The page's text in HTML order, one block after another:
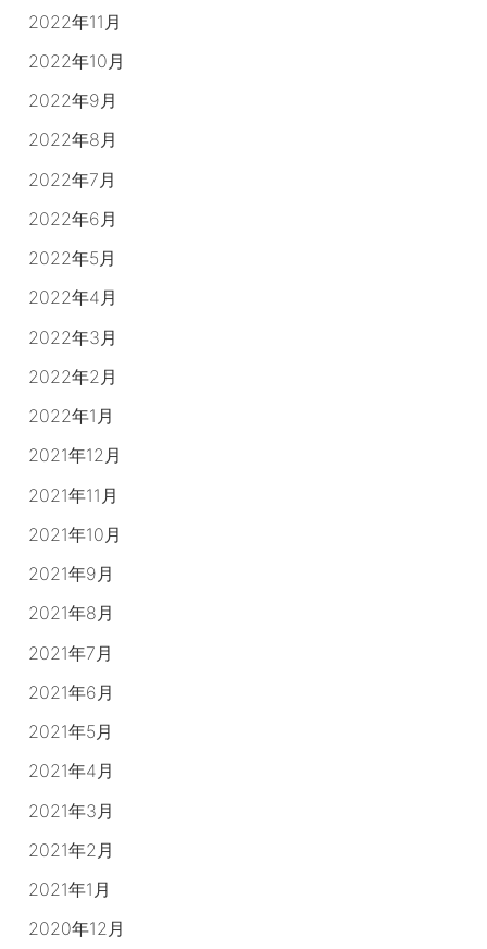
2022年11月
2022年10月
2022年9月
2022年8月
2022年7月
2022年6月
2022年5月
2022年4月
2022年3月
2022年2月
2022年1月
2021年12月
2021年11月
2021年10月
2021年9月
2021年8月
2021年7月
2021年6月
2021年5月
2021年4月
2021年3月
2021年2月
2021年1月
2020年12月